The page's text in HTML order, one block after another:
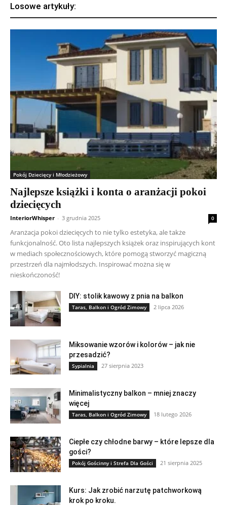
Losowe artykuły:
Pokój Dziecięcy i Młodzieżowy
Najlepsze książki i konta o aranżacji pokoi
dziecięcych
InteriorWhisper - 3 grudnia 2025 0
Aranżacja pokoi dziecięcych to nie tylko estetyka, ale także
funkcjonalność. Oto lista najlepszych książek oraz inspirujących kont
w mediach społecznościowych, które pomogą stworzyć magiczną
przestrzeń dla najmłodszych. Inspirować można się w
nieskończoność!
DIY: stolik kawowy z pnia na balkon
Taras, Balkon i Ogród Zimowy 2 lipca 2026
Miksowanie wzorów i kolorów – jak nie
przesadzić?
Sypialnia 27 sierpnia 2023
Minimalistyczny balkon – mniej znaczy
więcej
Taras, Balkon i Ogród Zimowy 18 lutego 2026
Ciepłe czy chłodne barwy – które lepsze dla
gości?
Pokój Gościnny i Strefa Dla Gości 21 sierpnia 2025
Kurs: Jak zrobić narzutę patchworkową
krok po kroku.